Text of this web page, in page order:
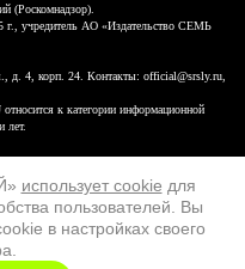
использует cookie для
пользователей. Вы
в настройках своего
(Роскомнадзор).
учредитель АО «Издательство СЕМЬ
д. 4, корп. 24. Контакты: official@srsly.ru,
к категории информационной
лет.